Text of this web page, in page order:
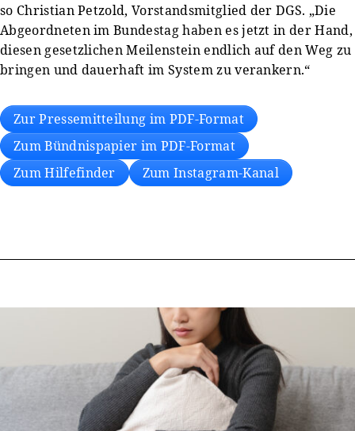
so Christian Petzold, Vorstandsmitglied der DGS. „Die
Abgeordneten im Bundestag haben es jetzt in der Hand,
diesen gesetzlichen Meilenstein endlich auf den Weg zu
bringen und dauerhaft im System zu verankern.“
Zur Pressemitteilung im PDF-Format
Zum Bündnispapier im PDF-Format
Zum Hilfefinder
Zum Instagram-Kanal